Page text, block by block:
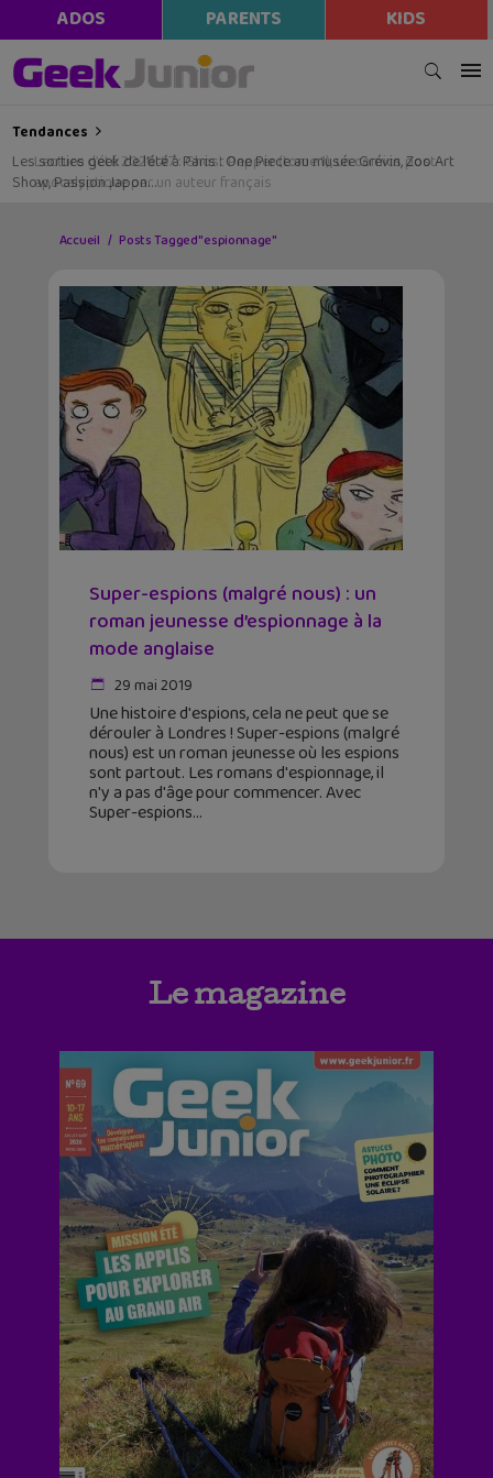
ADOS PARENTS KIDS
Tendances
Les sorties geek de l’été à Paris : One Piece au musée Grévin, Zoo Art
Show, Passion Japon…
Accueil Posts Tagged "espionnage"
Super-espions (malgré nous) : un
roman jeunesse d’espionnage à la
mode anglaise
29 mai 2019
Une histoire d'espions, cela ne peut que se
dérouler à Londres ! Super-espions (malgré
nous) est un roman jeunesse où les espions
sont partout. Les romans d'espionnage, il
n'y a pas d'âge pour commencer. Avec
Super-espions
Le magazine